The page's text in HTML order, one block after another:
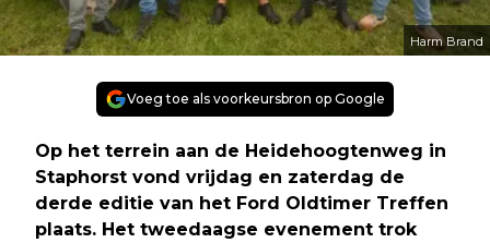
Harm Brand
Voeg toe als voorkeursbron op Google
Op het terrein aan de Heidehoogtenweg in
Staphorst vond vrijdag en zaterdag de
derde editie van het Ford Oldtimer Treffen
plaats. Het tweedaagse evenement trok